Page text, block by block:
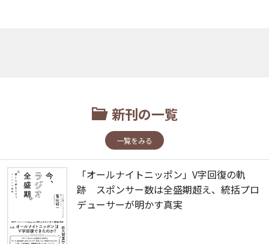
新刊の一覧
一覧をみる
「オールナイトニッポン」V字回復の軌
跡 スポンサー数は全盛期超え、統括プロ
デューサーが明かす真実